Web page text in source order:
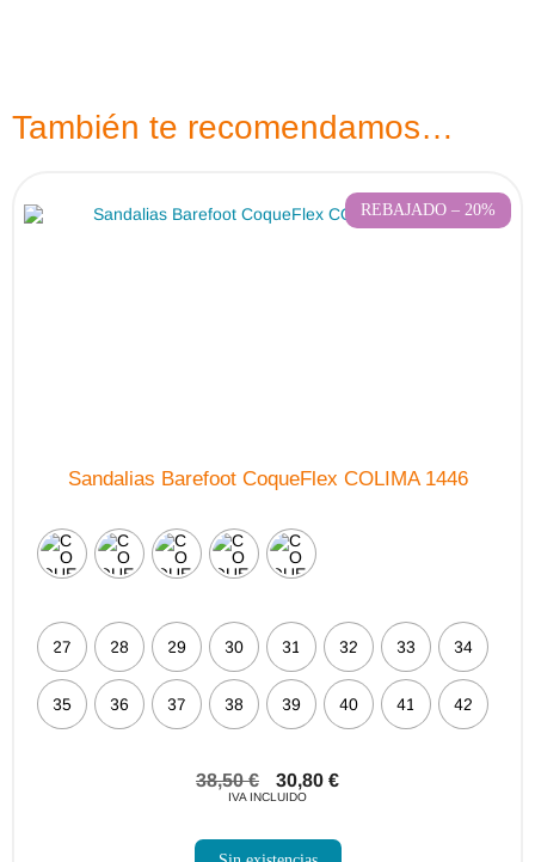
También te recomendamos…
REBAJADO – 20%
Sandalias Barefoot CoqueFlex COLIMA 1446
27 28 29 30 31 32 33 34
35 36 37 38 39 40 41 42
38,50€ 30,80 €
IVA INCLUIDO